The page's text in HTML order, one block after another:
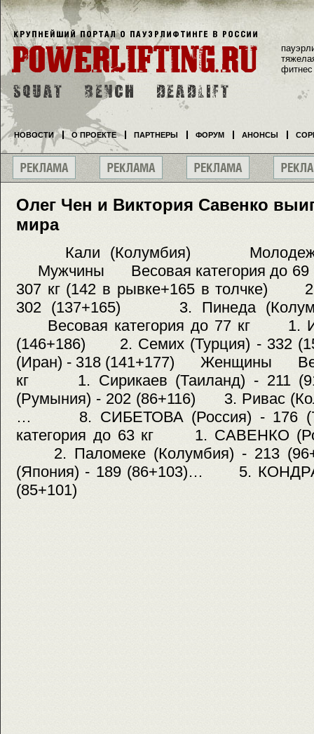
Олег Чен и Виктория Савенко
мира
Кали (Колумбия)
Мужчины Весовая категория до
307 кг (142 в рывке+165 в толчке)
302 (137+165) 3. Пинеда
Весовая категория до 77 кг 1.
(146+186) 2. Семих (Турция) - 332
(Иран) - 318 (141+177) Женщины
кг 1. Сирикаев (Таиланд) - 211
(Румыния) - 202 (86+116) 3. Ривас
… 8. СИБЕТОВА (Россия) - 176
категория до 63 кг 1. САВЕНКО
2. Паломеке (Колумбия) - 213
(Япония) - 189 (86+103)… 5.
(85+101)
фитнес
НОВОСТИ О ПРОЕКТЕ ПАРТНЕРЫ ФОРУМ АНОНСЫ